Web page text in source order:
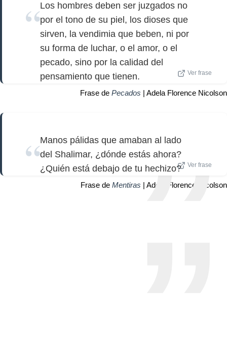
Los hombres deben ser juzgados no
por el tono de su piel, los dioses que
sirven, la vendimia que beben, ni por
su forma de luchar, o el amor, o el
pecado, sino por la calidad del
pensamiento que tienen.
Ver frase
Frase de Pecados | Adela Florence Nicolson
Manos pálidas que amaban al lado
del Shalimar, ¿dónde estás ahora?
¿Quién está debajo de tu hechizo?
Ver frase
Frase de Mentiras | Adela Florence Nicolson